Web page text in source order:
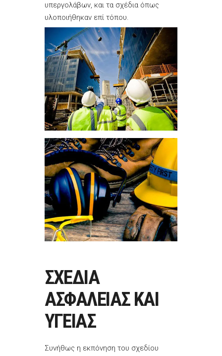
υπεργολάβων, και τα σχέδια όπως
υλοποιήθηκαν επί τόπου.
ΣΧΕΔΙΑ
ΑΣΦΑΛΕΙΑΣ ΚΑΙ
ΥΓΕΙΑΣ
Συνήθως η εκπόνηση του σχεδίου